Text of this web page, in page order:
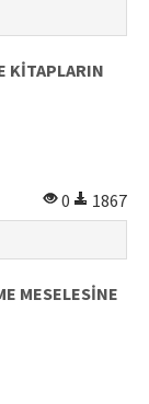
KİTAPLARIN
0
1867
MESELESİNE